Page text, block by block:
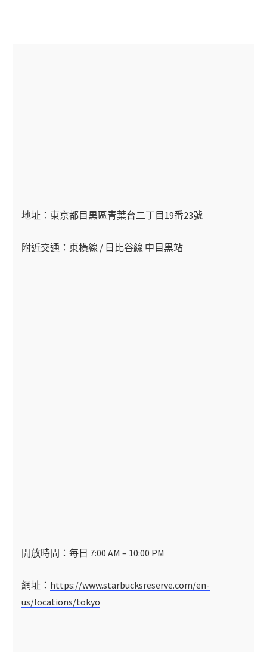
地址： 東京都目黒區青葉台二丁目19番23號
附近交通：東橫線 / 日比谷線 中目黑站
開放時間：每日 7:00 AM – 10:00 PM
網址： https://www.starbucksreserve.com/en-
us/locations/tokyo